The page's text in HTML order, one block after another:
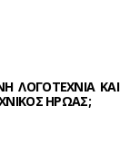
ΛΟΓΟΤΕΧΝΙΑ ΚΑΙ
ΗΡΩΑΣ;